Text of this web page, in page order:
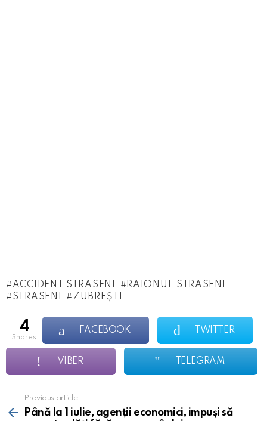
ACCIDENT STRASENI
RAIONUL STRASENI
STRASENI
ZUBREȘTI
4
shares
FACEBOOK TWITTER
VIBER TELEGRAM
more
Previous article
Până la 1 iulie, agenții economici, impuși să